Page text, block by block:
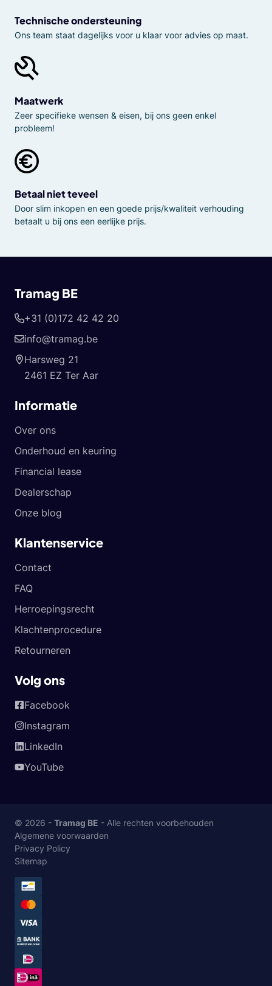
Technische ondersteuning
Ons team staat dagelijks voor u klaar voor advies op maat.
Maatwerk
Zeer specifieke wensen & eisen, bij ons geen enkel
probleem!
Betaal niet teveel
Door slim inkopen en een goede prijs/kwaliteit verhouding
betaalt u bij ons een eerlijke prijs.
Tramag BE
+31 (0)172 42 42 20
info@tramag.be
Harsweg 21
2461 EZ Ter Aar
Informatie
Over ons
Onderhoud en keuring
Financial lease
Dealerschap
Onze blog
Klantenservice
Contact
FAQ
Herroepingsrecht
Klachtenprocedure
Retourneren
Volg ons
Facebook
Instagram
LinkedIn
YouTube
© 2026 - Tramag BE - Alle rechten voorbehouden
Algemene voorwaarden
Privacy Policy
Sitemap